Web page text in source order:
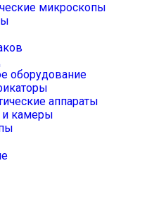
микроскопы
оборудование
аппараты
камеры